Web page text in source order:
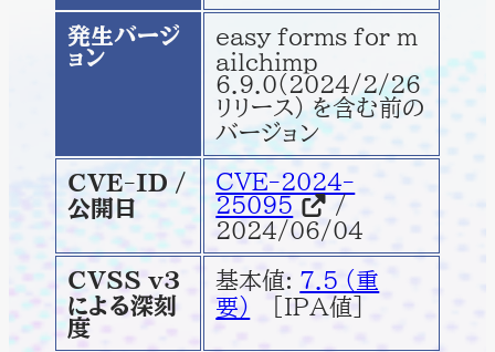
発生バージ
ョン
easy forms for m
ailchimp
6.9.0(2024/2/26
リリース) を含む前の
バージョン
CVE-ID /
公開日
CVE-2024-
25095
/
2024/06/04
CVSS v3
による深刻
度
基本値: 7.5 (重
要)
[IPA値]